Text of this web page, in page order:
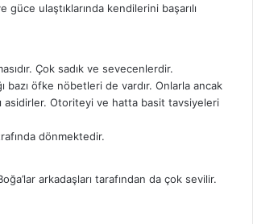
ulaştıklarında kendilerini başarılı
Çok sadık ve sevecenlerdir.
bazı öfke nöbetleri de vardır. Onlarla ancak
asidirler. Otoriteyi ve hatta basit tavsiyeleri
dönmektedir.
arkadaşları tarafından da çok sevilir.